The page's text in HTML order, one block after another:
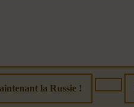
la Russie !